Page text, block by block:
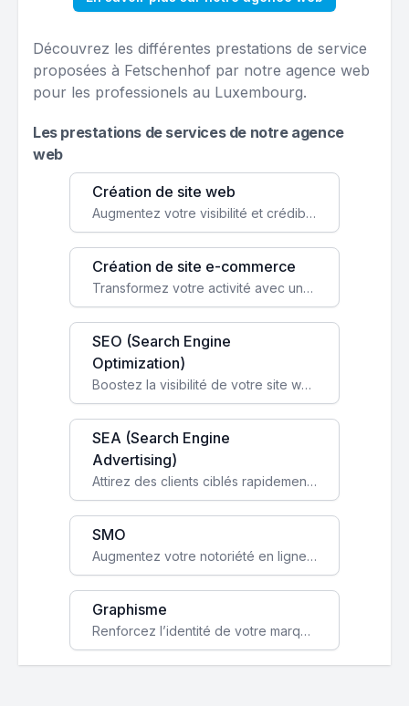
Découvrez les différentes prestations de service
proposées à Fetschenhof par notre agence web
pour les professionels au Luxembourg.
Les prestations de services de notre agence
web
Création de site web
Augmentez votre visibilité et crédibilité en ligne avec un site web performant, conçu pour attirer plus de clients.
Création de site e-commerce
Transformez votre activité avec une boutique en ligne, accessible à l'échelle mondiale 24/7.
SEO (Search Engine
Optimization)
Boostez la visibilité de votre site web sur Google et attirez du trafic qualifié grâce à nos stratégies SEO.
SEA (Search Engine
Advertising)
Attirez des clients ciblés rapidement avec des campagnes publicitaires payantes optimisées pour vos objectifs.
SMO
Augmentez votre notoriété en ligne et stimulez la croissance de votre entreprise grâce à une stratégie sociale sur mesure.
Graphisme
Renforcez l’identité de votre marque avec un design unique qui capte l’attention et engage vos clients.